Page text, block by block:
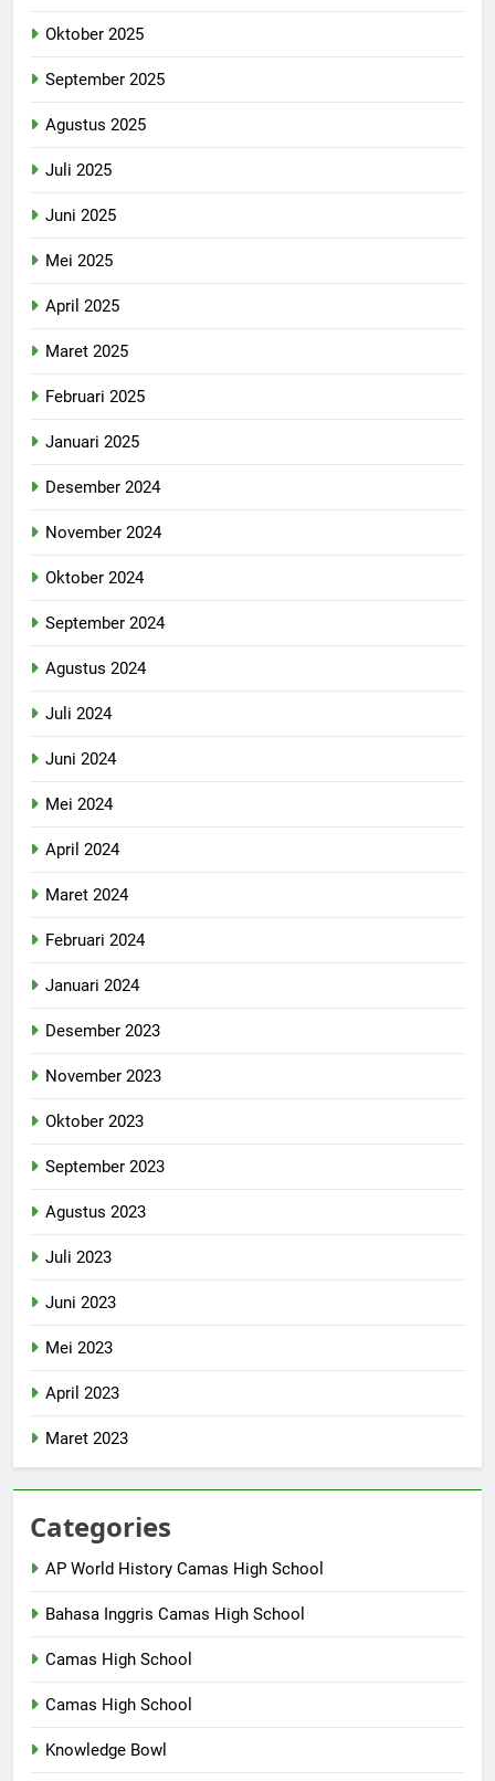
Oktober 2025
September 2025
Agustus 2025
Juli 2025
Juni 2025
Mei 2025
April 2025
Maret 2025
Februari 2025
Januari 2025
Desember 2024
November 2024
Oktober 2024
September 2024
Agustus 2024
Juli 2024
Juni 2024
Mei 2024
April 2024
Maret 2024
Februari 2024
Januari 2024
Desember 2023
November 2023
Oktober 2023
September 2023
Agustus 2023
Juli 2023
Juni 2023
Mei 2023
April 2023
Maret 2023
Categories
AP World History Camas High School
Bahasa Inggris Camas High School
Camas High School
Camas High School
Knowledge Bowl